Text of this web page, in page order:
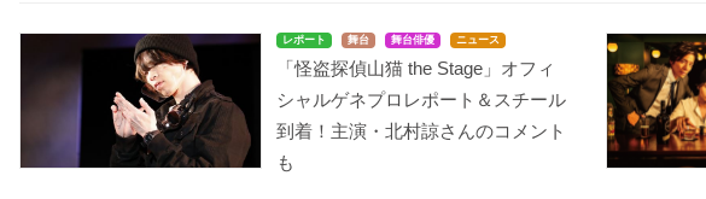
レポート 舞台 舞台俳優 ニュース
「怪盗探偵山猫 the Stage」オフィ
シャルゲネプロレポート＆スチール
到着！主演・北村諒さんのコメント
も